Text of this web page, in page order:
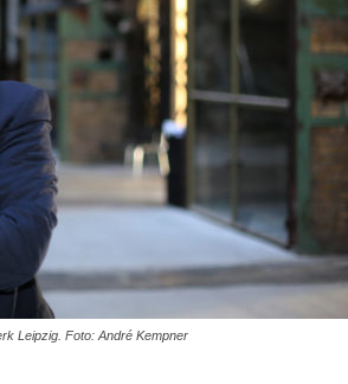
Leipzig. Foto: André Kempner